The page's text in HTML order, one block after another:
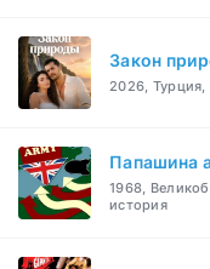
Закон
2026,
Папашина
1968,
история